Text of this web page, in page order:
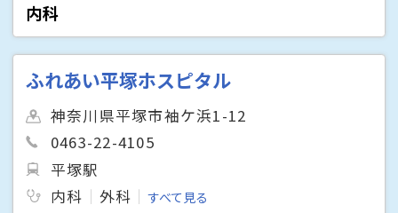
内科
ふれあい平塚ホスピタル
神奈川県平塚市袖ケ浜1-12
0463-22-4105
平塚駅
内科
外科 すべて見る